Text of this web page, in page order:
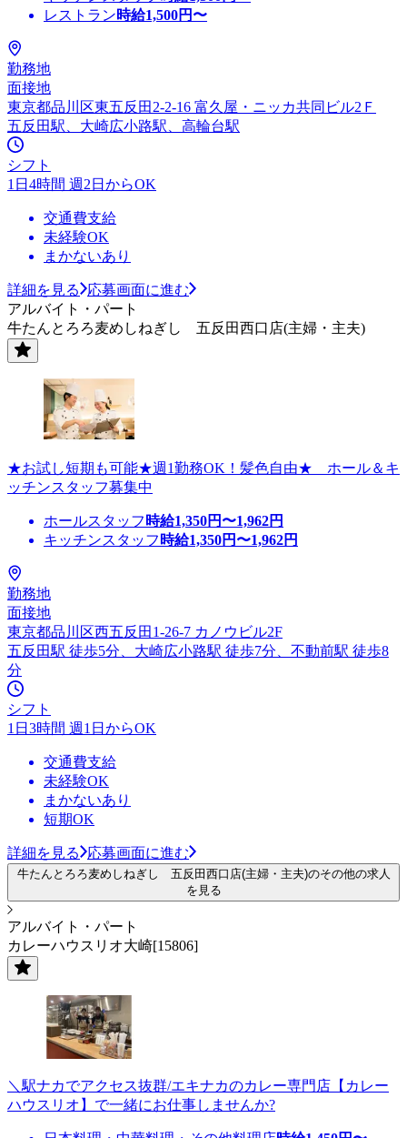
レストラン時給1,500円〜
勤務地
面接地
東京都品川区東五反田2-2-16 富久屋・ニッカ共同ビル2Ｆ
五反田駅、大崎広小路駅、高輪台駅
シフト
1日4時間 週2日からOK
交通費支給
未経験OK
まかないあり
詳細を見る
応募画面に進む
アルバイト・パート
牛たんとろろ麦めしねぎし 五反田西口店(主婦・主夫)
★お試し短期も可能★週1勤務OK！髪色自由★ ホール＆キ
ッチンスタッフ募集中
ホールスタッフ 時給1,350円〜1,962円
キッチンスタッフ 時給1,350円〜1,962円
勤務地
面接地
東京都品川区西五反田1-26-7 カノウビル2F
五反田駅 徒歩5分、大崎広小路駅 徒歩7分、不動前駅 徒歩8
分
シフト
1日3時間 週1日からOK
交通費支給
未経験OK
まかないあり
短期OK
詳細を見る 応募画面に進む
牛たんとろろ麦めしねぎし 五反田西口店(主婦・主夫)のその他の求人
を見る
アルバイト・パート
カレーハウスリオ大崎[15806]
＼駅ナカでアクセス抜群/エキナカのカレー専門店【カレー
ハウスリオ】で一緒にお仕事しませんか?